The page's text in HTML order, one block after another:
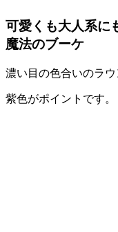
可愛くも大人系に
魔法のブーケ
濃い目の色合いのラウ
紫色がポイントです。